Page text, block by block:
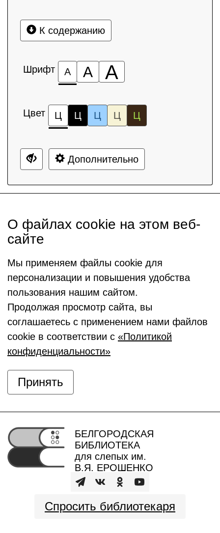
К содержанию
Шрифт А А А
Цвет Ц Ц Ц Ц Ц
Дополнительно
О файлах cookie на этом веб-
сайте
Мы применяем файлы cookie для
персонализации и повышения удобства
пользования нашим сайтом.
Продолжая просмотр сайта, вы
соглашаетесь с применением нами файлов
cookie в соответствии с «Политикой
конфиденциальности»
Принять
БЕЛГОРОДСКАЯ
БИБЛИОТЕКА
для слепых им.
В.Я. ЕРОШЕНКО
Спросить библиотекаря